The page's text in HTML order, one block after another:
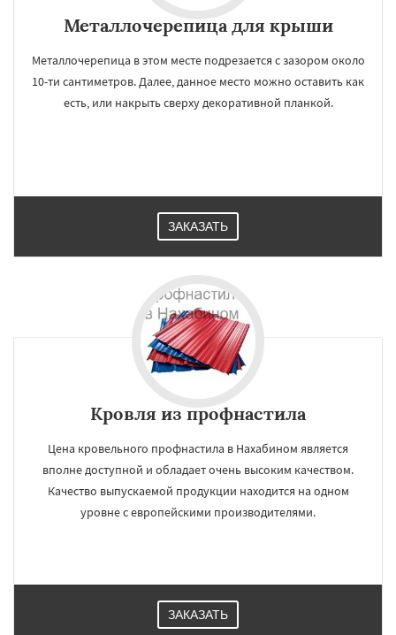
Металлочерепица для крыши
Металлочерепица в этом месте подрезается с зазором около
10-ти сантиметров. Далее, данное место можно оставить как
есть, или накрыть сверху декоративной планкой.
ЗАКАЗАТЬ
Кровля из профнастила
Цена кровельного профнастила в Нахабином является
вполне доступной и обладает очень высоким качеством.
Качество выпускаемой продукции находится на одном
уровне с европейскими производителями.
ЗАКАЗАТЬ